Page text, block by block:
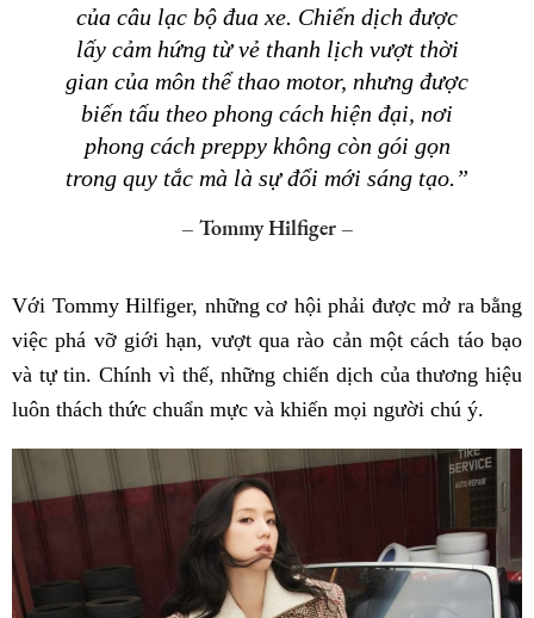
của câu lạc bộ đua xe. Chiến dịch được
lấy cảm hứng từ vẻ thanh lịch vượt thời
gian của môn thể thao motor, nhưng được
biến tấu theo phong cách hiện đại, nơi
phong cách preppy không còn gói gọn
trong quy tắc mà là sự đổi mới sáng tạo.”
– Tommy Hilfiger –
Với Tommy Hilfiger, những cơ hội phải được mở ra bằng
việc phá vỡ giới hạn, vượt qua rào cản một cách táo bạo
và tự tin. Chính vì thế, những chiến dịch của thương hiệu
luôn thách thức chuẩn mực và khiến mọi người chú ý.